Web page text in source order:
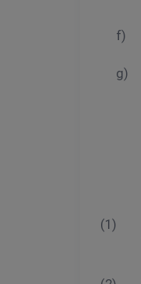
f)
g)
(1)